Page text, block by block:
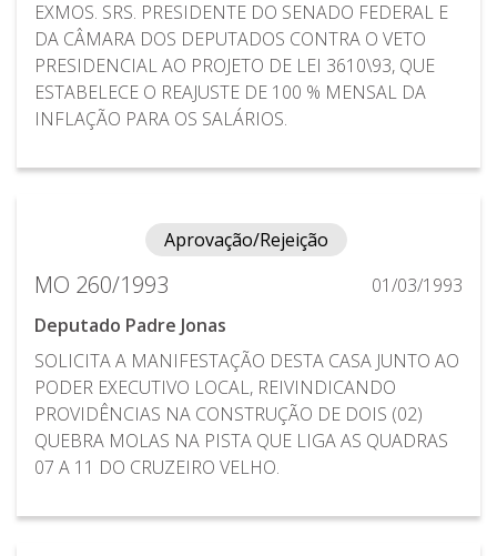
EXMOS. SRS. PRESIDENTE DO SENADO FEDERAL E
DA CÂMARA DOS DEPUTADOS CONTRA O VETO
PRESIDENCIAL AO PROJETO DE LEI 3610\93, QUE
ESTABELECE O REAJUSTE DE 100 % MENSAL DA
INFLAÇÃO PARA OS SALÁRIOS.
Aprovação/Rejeição
MO 260/1993
01/03/1993
Deputado Padre Jonas
SOLICITA A MANIFESTAÇÃO DESTA CASA JUNTO AO
PODER EXECUTIVO LOCAL, REIVINDICANDO
PROVIDÊNCIAS NA CONSTRUÇÃO DE DOIS (02)
QUEBRA MOLAS NA PISTA QUE LIGA AS QUADRAS
07 A 11 DO CRUZEIRO VELHO.